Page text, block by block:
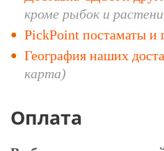
кроме рыбок и
PickPoint постаматы и
География наших
карта)
Оплата